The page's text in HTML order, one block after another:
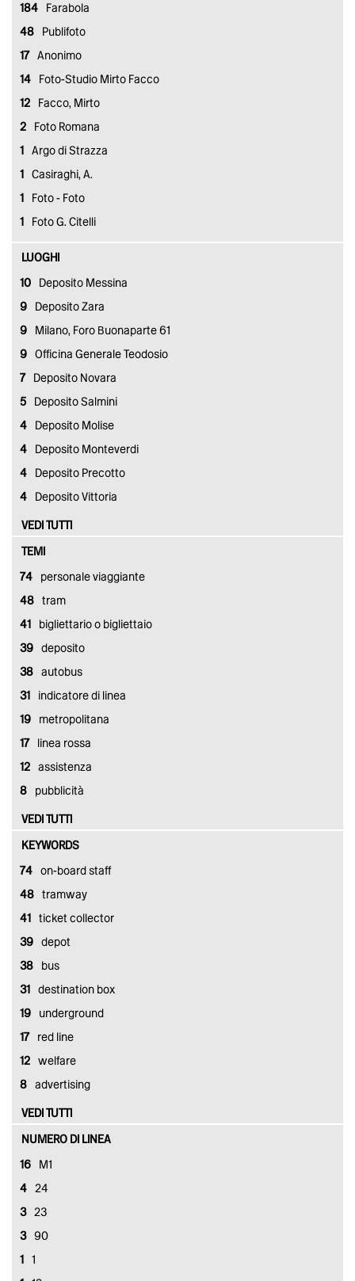
184 Farabola
48 Publifoto
17 Anonimo
14 Foto-Studio Mirto Facco
12 Facco, Mirto
2 Foto Romana
1 Argo di Strazza
1 Casiraghi, A.
1 Foto - Foto
1 Foto G. Citelli
LUOGHI
10 Deposito Messina
9 Deposito Zara
9 Milano, Foro Buonaparte 61
9 Officina Generale Teodosio
7 Deposito Novara
5 Deposito Salmini
4 Deposito Molise
4 Deposito Monteverdi
4 Deposito Precotto
4 Deposito Vittoria
VEDI TUTTI
TEMI
74 personale viaggiante
48 tram
41 bigliettario o bigliettaio
39 deposito
38 autobus
31 indicatore di linea
19 metropolitana
17 linea rossa
12 assistenza
8 pubblicità
VEDI TUTTI
KEYWORDS
74 on-board staff
48 tramway
41 ticket collector
39 depot
38 bus
31 destination box
19 underground
17 red line
12 welfare
8 advertising
VEDI TUTTI
NUMERO DI LINEA
16 M1
4 24
3 23
3 90
1 1